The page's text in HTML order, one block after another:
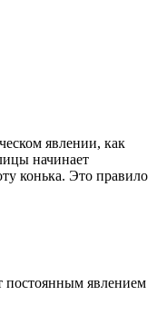
явлении, как
начинает
конька. Это правило
постоянным явлением